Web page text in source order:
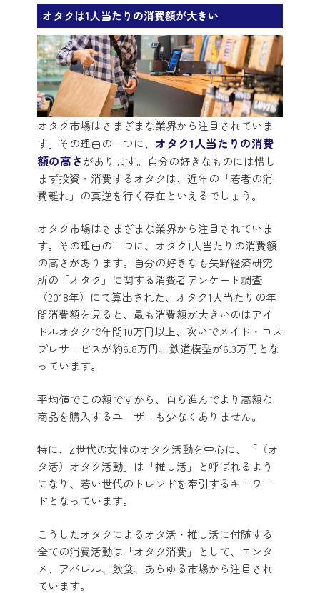
オタクは1人当たりの消費額が大きい
オタク市場はさまざまな業界から注目されていま
す。その理由の一つに、 オタク1人当たりの消費
額の高さがあります。自分の好きなものには惜し
まず投資・消費するオタクは、近年の「若者の消
費離れ」の真逆を行く存在といえるでしょう。
オタク市場はさまざまな業界から注目されていま
す。その理由の一つに、オタク1人当たりの消費額
の高さがあります。自分の好きなも矢野経済研究
所の「オタク」に関する消費者アンケート調査
（2018年）にて算出された、オタク1人当たりの年
間消費額を見ると、最も消費額が大きいのはアイ
ドルオタクで年間10万円以上、次いでメイド・コス
プレサービスが約6.8万円、鉄道模型が6.3万円とな
っています。
平均値でこの額ですから、自ら進んでより高額な
商品を購入するユーザーも少なくありません。
特に、Z世代の女性のオタク活動を中心に、「（オ
タ活）オタク活動」は「推し活」と呼ばれるよう
になり、若い世代のトレンドを牽引するキーワー
ドとなっています。
こうしたオタクによるオタ活・推し活に付随する
全ての消費活動は「オタク消費」として、エンタ
メ、アパレル、飲食、あらゆる市場から注目され
ています。